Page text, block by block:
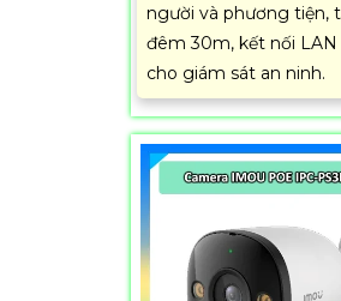
người và phương tiện,
đêm 30m, kết nối
cho giám sát an ninh.